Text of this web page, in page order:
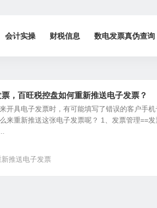
会计实操 财税信息 数电发票真伪查询
，百旺税控盘如何重新推送电子发票？
开具电子发票时，有可能填写了错误的客户手
来重新推送这张电子发票呢？ 1、发票管理==
新推送电子发票